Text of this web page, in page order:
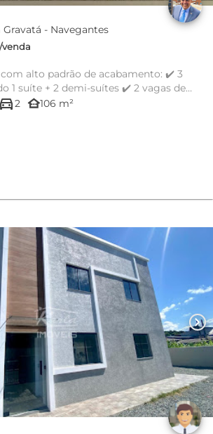
Apartamento em Gravatá - Navegantes
/venda
alto padrão de acabamento: ✔️ 3
1 suíte + 2 demi-suítes ✔️ 2 vagas de
directions_car2 other_houses106 m²
chevron_right